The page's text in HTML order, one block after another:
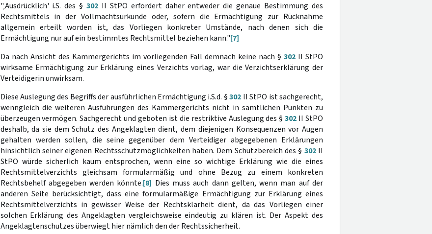
"‚Ausdrücklich' i.S. des §302 II StPO erfordert daher entweder die genaue Bestimmung des
Rechtsmittels in der Vollmachtsurkunde oder, sofern die Ermächtigung zur Rücknahme
allgemein erteilt worden ist, das Vorliegen konkreter Umstände, nach denen sich die
Ermächtigung nur auf ein bestimmtes Rechtsmittel beziehen kann."[7]
Da nach Ansicht des Kammergerichts im vorliegenden Fall demnach keine nach § 302II StPO
wirksame Ermächtigung zur Erklärung eines Verzichts vorlag, war die Verzichtserklärung der
Verteidigerin unwirksam.
Diese Auslegung des Begriffs der ausführlichen Ermächtigung i.S.d. §302 II StPO ist sachgerecht,
wenngleich die weiteren Ausführungen des Kammergerichts nicht in sämtlichen Punkten zu
überzeugen vermögen. Sachgerecht und geboten ist die restriktive Auslegung des §302 II StPO
deshalb, da sie dem Schutz des Angeklagten dient, dem diejenigen Konsequenzen vor Augen
gehalten werden sollen, die seine gegenüber dem Verteidiger abgegebenen Erklärungen
hinsichtlich seiner eigenen Rechtsschutzmöglichkeiten haben. Dem Schutzbereich des § 302II
StPO würde sicherlich kaum entsprochen, wenn eine so wichtige Erklärung wie die eines
Rechtsmittelverzichts gleichsam formularmäßig und ohne Bezug zu einem konkreten
Rechtsbehelf abgegeben werden könnte.[8] Dies muss auch dann gelten, wenn man auf der
anderen Seite berücksichtigt, dass eine formularmäßige Ermächtigung zur Erklärung eines
Rechtsmittelverzichts in gewisser Weise der Rechtsklarheit dient, da das Vorliegen einer
solchen Erklärung des Angeklagten vergleichsweise eindeutig zu klären ist. Der Aspekt des
Angeklagtenschutzes überwiegt hier nämlich den der Rechtssicherheit.